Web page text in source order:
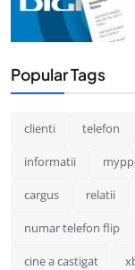
Popular Tags
clienti telefon
informatii
cargus relatii
numar telefon flip
cine a castigat